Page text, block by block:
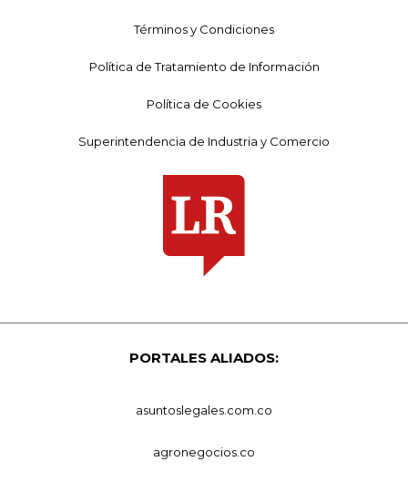
Términos y Condiciones
Política de Tratamiento de Información
Política de Cookies
Superintendencia de Industria y Comercio
PORTALES ALIADOS:
asuntoslegales.com.co
agronegocios.co